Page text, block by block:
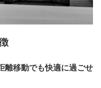
離移動でも快適に過ごせ